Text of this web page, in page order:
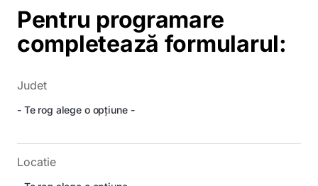
Pentru programare
completează formularul:
Judet
Locatie